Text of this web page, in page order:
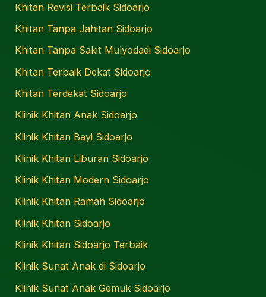
Khitan Revisi Terbaik Sidoarjo
Khitan Tanpa Jahitan Sidoarjo
Khitan Tanpa Sakit Mulyodadi Sidoarjo
Khitan Terbaik Dekat Sidoarjo
Khitan Terdekat Sidoarjo
Klinik Khitan Anak Sidoarjo
Klinik Khitan Bayi Sidoarjo
Klinik Khitan Liburan Sidoarjo
Klinik Khitan Modern Sidoarjo
Klinik Khitan Ramah Sidoarjo
Klinik Khitan Sidoarjo
Klinik Khitan Sidoarjo Terbaik
Klinik Sunat Anak di Sidoarjo
Klinik Sunat Anak Gemuk Sidoarjo